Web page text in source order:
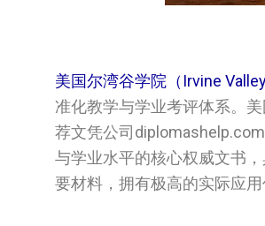
美国尔湾谷学院（Irvine
准化教学与学业考评体系。
荐文凭公司
与学业水平的核心权威文书
要材料，拥有极高的实际应用